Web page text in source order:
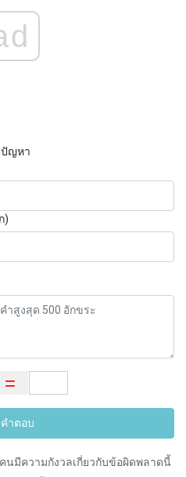
ปัญหา
)
ำตอบ
นมีความกังวลเกี่ยวกับข้อผิดพลาดนี้